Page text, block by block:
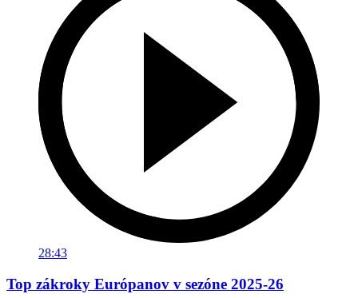
28:43
Top zákroky Európanov v sezóne 2025-26